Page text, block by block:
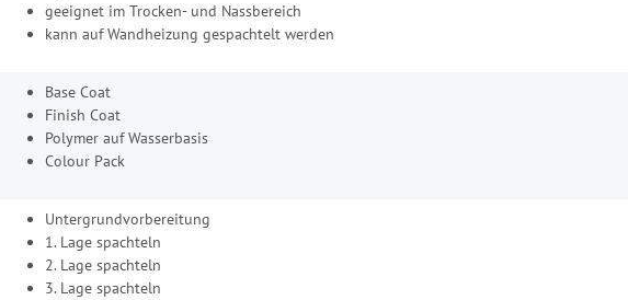
geeignet im Trocken- und Nassbereich
kann auf Wandheizung gespachtelt werden
Base Coat
Finish Coat
Polymer auf Wasserbasis
Colour Pack
Untergrundvorbereitung
1. Lage spachteln
2. Lage spachteln
3. Lage spachteln